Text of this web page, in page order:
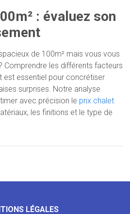
: évaluez son
de 100m² mais vous vous
Comprendre les différents facteurs
est essentiel pour concrétiser
surprises. Notre analyse
avec précision le prix chalet
les finitions et le type de
LÉGALES